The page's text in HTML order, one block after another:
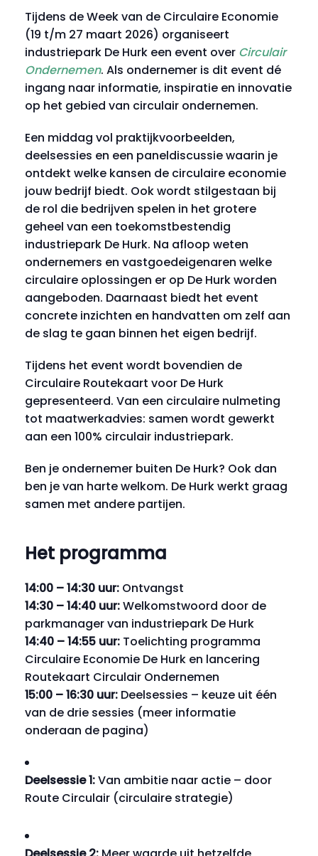
Tijdens de Week van de Circulaire Economie
(19 t/m 27 maart 2026) organiseert
industriepark De Hurk een event over Circulair
Ondernemen. Als ondernemer is dit event dé
ingang naar informatie, inspiratie en innovatie
op het gebied van circulair ondernemen.
Een middag vol praktijkvoorbeelden,
deelsessies en een paneldiscussie waarin je
ontdekt welke kansen de circulaire economie
jouw bedrijf biedt. Ook wordt stilgestaan bij
de rol die bedrijven spelen in het grotere
geheel van een toekomstbestendig
industriepark De Hurk. Na afloop weten
ondernemers en vastgoedeigenaren welke
circulaire oplossingen er op De Hurk worden
aangeboden. Daarnaast biedt het event
concrete inzichten en handvatten om zelf aan
de slag te gaan binnen het eigen bedrijf.
Tijdens het event wordt bovendien de
Circulaire Routekaart voor De Hurk
gepresenteerd. Van een circulaire nulmeting
tot maatwerkadvies: samen wordt gewerkt
aan een 100% circulair industriepark.
Ben je ondernemer buiten De Hurk? Ook dan
ben je van harte welkom. De Hurk werkt graag
samen met andere partijen.
Het programma
14:00 – 14:30 uur: Ontvangst
14:30 – 14:40 uur:Welkomstwoord door de
parkmanager van industriepark De Hurk
14:40 – 14:55 uur: Toelichting programma
Circulaire Economie De Hurk en lancering
Routekaart Circulair Ondernemen
15:00 – 16:30 uur: Deelsessies – keuze uit één
van de drie sessies (meer informatie
onderaan de pagina)
Deelsessie 1:Van ambitie naar actie – door
Route Circulair (circulaire strategie)